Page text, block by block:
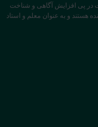
در پی افزایش آگاهی و شناخت
هستند و به عنوان معلم و استاد